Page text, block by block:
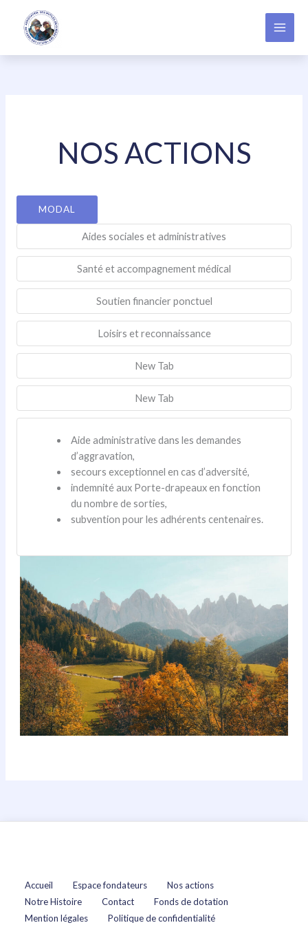
contenu
NOS ACTIONS
MODAL
Aides sociales et administratives
Santé et accompagnement médical
Soutien financier ponctuel
Loisirs et reconnaissance
New Tab
New Tab
Aide administrative dans les demandes
d’aggravation,
secours exceptionnel en cas d’adversité,
indemnité aux Porte-drapeaux en fonction
du nombre de sorties,
subvention pour les adhérents centenaires.
Accueil Espace fondateurs
Nos actions
Notre Histoire
Contact
Fonds de dotation
Mention légales
Politique de confidentialité